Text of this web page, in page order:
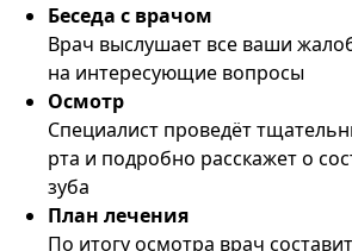
Беседа с врачом
Врач выслушает все ваши
на интересующие вопросы
Осмотр
Специалист проведёт
рта и подробно расскажет о
зуба
План лечения
По итогу осмотра врач